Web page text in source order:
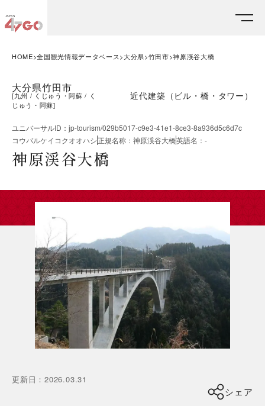
HOME 全国観光情報データベース 大分県 竹田市 神原渓谷大橋
大分県竹田市
[九州 くじゅう・阿蘇
く
じゅう・阿蘇]
近代建築（ビル・橋・タワー）
ユニバーサルID ： jp-tourism/029b5017-c9e3-41e1-8ce3-8a936d5c6d7c
コウバルケイコクオオハシ正規名称 ： 神原渓谷大橋英語名 ： -
神原渓谷大橋
更新日 ：2026.03.31
シェア